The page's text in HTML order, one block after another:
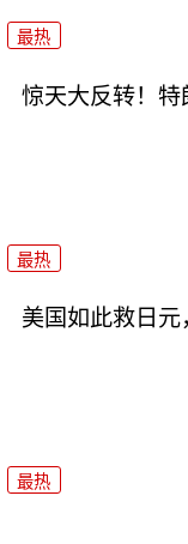
最热
惊天大反转！
最热
美国如此救日元
最热